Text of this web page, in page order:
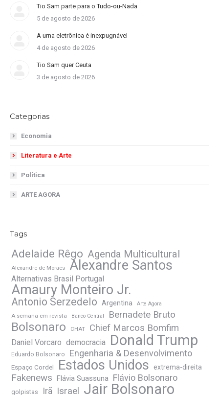
Tio Sam parte para o Tudo-ou-Nada
5 de agosto de 2026
A urna eletrônica é inexpugnável
4 de agosto de 2026
Tio Sam quer Ceuta
3 de agosto de 2026
Categorias
Economia
Literatura e Arte
Política
ARTE AGORA
Tags
Adelaide Rêgo Agenda Multicultural
Alexandre de Moraes Alexandre Santos
Alternativas Brasil Portugal
Amaury Monteiro Jr.
Antonio Serzedelo Argentina Arte Agora
A semana em revista Banco Central Bernadete Bruto
Bolsonaro CHAT Chief Marcos Bomfim
Daniel Vorcaro democracia Donald Trump
Eduardo Bolsonaro Engenharia & Desenvolvimento
Espaço Cordel Estados Unidos extrema-direita
Fakenews Flávia Suassuna Flávio Bolsonaro
golpistas Irã Israel Jair Bolsonaro